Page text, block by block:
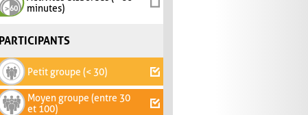
minutes)
PARTICIPANTS
Petit groupe (< 30)
Moyen groupe (entre 30
et 100)